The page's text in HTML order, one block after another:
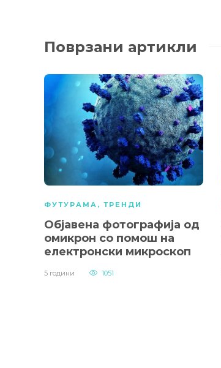
Поврзани артикли
ФУТУРАМА , ТРЕНДИ
Објавена фотографија од
омикрон со помош на
електронски микроскоп
5 години 1051